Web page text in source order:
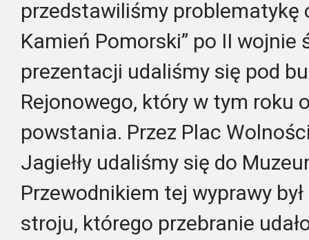
przedstawiliśmy problematykę
Kamień Pomorski” po II wojnie
prezentacji udaliśmy się pod
Rejonowego, który w tym roku
powstania. Przez Plac
Jagiełły udaliśmy się do
Przewodnikiem tej wyprawy
stroju, którego przebranie